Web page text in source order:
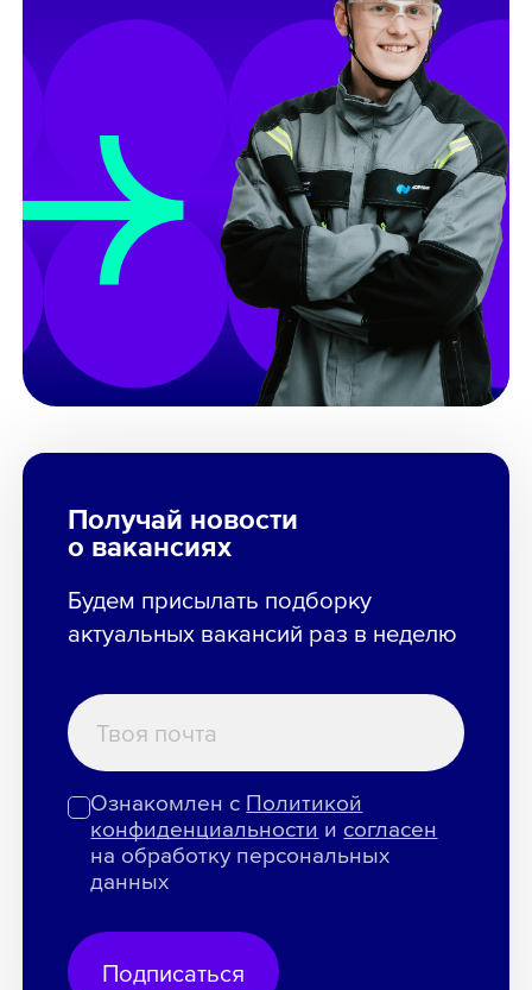
Получай новости
о вакансиях
Будем присылать подборку
актуальных вакансий раз в неделю
Ознакомлен с Политикой
конфиденциальности и согласен
на обработку персональных
данных
Подписаться